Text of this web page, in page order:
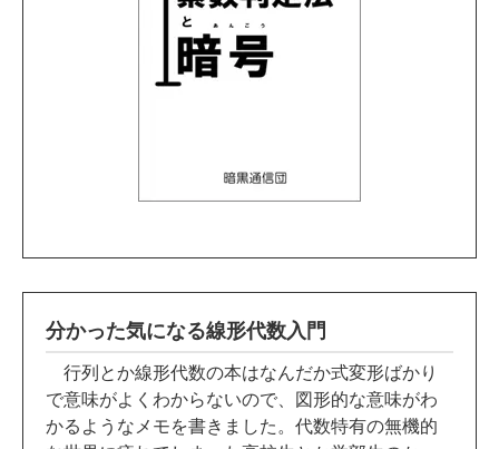
分かった気になる線形代数入門
行列とか線形代数の本はなんだか式変形ばかり
で意味がよくわからないので、図形的な意味がわ
かるようなメモを書きました。代数特有の無機的